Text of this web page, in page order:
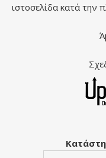
ιστοσελίδα κατά την